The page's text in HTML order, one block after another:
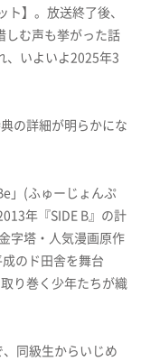
】。放送終了後、
しむ声も挙がった話
、いよいよ2025年3
の詳細が明らかにな
」(ふゅーじょんぷ
年『SIDE B』の計
字塔・人気漫画原作
のド田舎を舞台
り巻く少年たちが織
同級生からいじめ